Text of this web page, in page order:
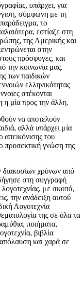
υπάρχει, για
σύμφωνη με τη
το
εστίαζε στη
της Αμερικής και
στην
πρόσφυγες, και
την κοινωνία μας.
των παιδικών
ελληνικότητας
στέκονται
η μία προς την άλλη.
να αποτελούν
αλλά υπάρχει μία
απεικόνισης του
προσεκτική γνώση της
διακοσίων χρόνων από
στη συγγραφή
με σκοπό,
την ανάδειξη αυτού
Λογοτεχνία
της σε όλα τα
ποιήματα,
βιβλία
και χαρά σε